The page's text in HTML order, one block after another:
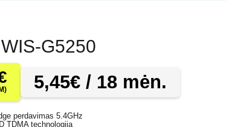
G5250
5,45€ / 18 mėn.
perdavimas 5.4GHz
TDMA technologija